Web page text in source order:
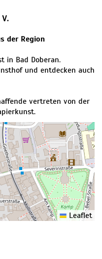
der Region
in Bad Doberan.
und entdecken auch
vertreten von der
Leaflet